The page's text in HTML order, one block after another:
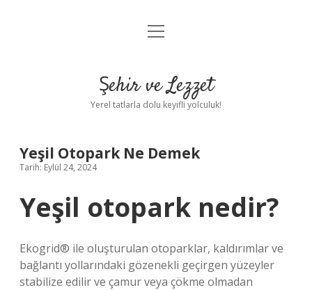
Anasayfa
Yasal Uyarı
menüyü
Şehir ve Lezzet
Yerel tatlarla dolu keyifli yolculuk!
Yeşil Otopark Ne Demek
Tarih: Eylül 24, 2024
Yeşil otopark nedir?
Ekogrid® ile oluşturulan otoparklar, kaldırımlar ve
bağlantı yollarındaki gözenekli geçirgen yüzeyler
stabilize edilir ve çamur veya çökme olmadan